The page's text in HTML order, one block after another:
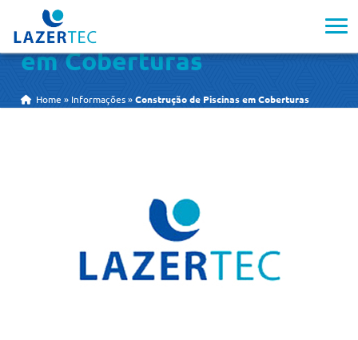
Construção de Piscinas
em Coberturas
Home » Informações »Construção de Piscinas em Coberturas